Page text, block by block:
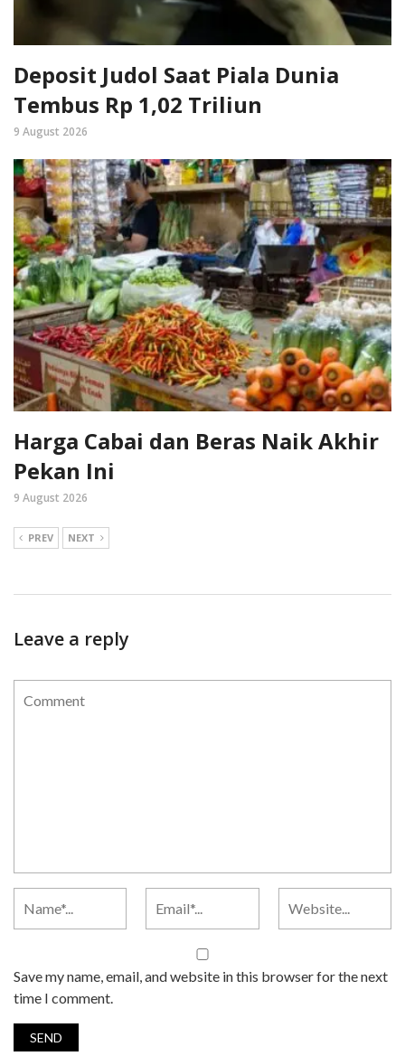
Deposit Judol Saat Piala Dunia
Tembus Rp 1,02 Triliun
9 August 2026
Harga Cabai dan Beras Naik Akhir
Pekan Ini
9 August 2026
PREV NEXT
Leave a reply
Save my name, email, and website in this browser for the next
time I comment.